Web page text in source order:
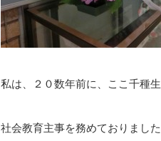
私は、２０数年前に、ここ千種
社会教育主事を務めておりました